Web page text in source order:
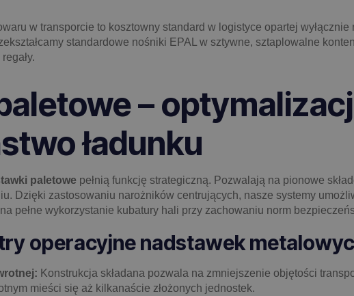
w transporcie to kosztowny standard w logistyce opartej
standardowe nośniki EPAL w sztywne, sztaplowalne
–
ładunku
paletowe pełnią funkcję strategiczną. Pozwalają na pionowe
Dzięki zastosowaniu narożników centrujących, nasze systemy
pełne wykorzystanie kubatury hali przy zachowaniu norm
operacyjne nadstawek
Konstrukcja składana pozwala na zmniejszenie objętości
mieści się aż kilkanaście złożonych jednostek.